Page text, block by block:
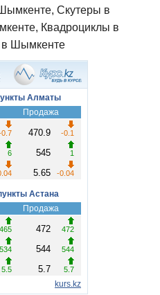
Скутеры в
Квадроциклы в
в Шымкенте